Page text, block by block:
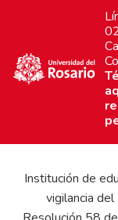
Institución de
vigilancia del